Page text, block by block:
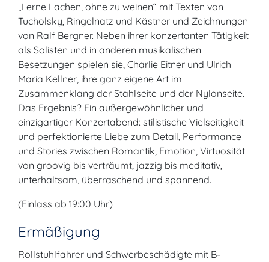
„Lerne Lachen, ohne zu weinen“ mit Texten von
Tucholsky, Ringelnatz und Kästner und Zeichnungen
von Ralf Bergner. Neben ihrer konzertanten Tätigkeit
als Solisten und in anderen musikalischen
Besetzungen spielen sie, Charlie Eitner und Ulrich
Maria Kellner, ihre ganz eigene Art im
Zusammenklang der Stahlseite und der Nylonseite.
Das Ergebnis? Ein außergewöhnlicher und
einzigartiger Konzertabend: stilistische Vielseitigkeit
und perfektionierte Liebe zum Detail, Performance
und Stories zwischen Romantik, Emotion, Virtuosität
von groovig bis verträumt, jazzig bis meditativ,
unterhaltsam, überraschend und spannend.
(Einlass ab 19:00 Uhr)
Ermäßigung
Rollstuhlfahrer und Schwerbeschädigte mit B-